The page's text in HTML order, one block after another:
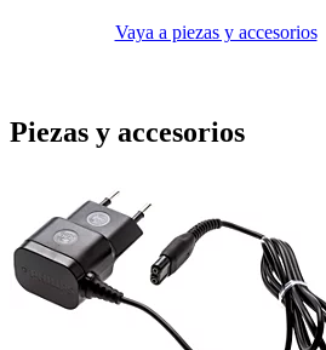
Vaya a piezas y accesorios
Piezas y accesorios